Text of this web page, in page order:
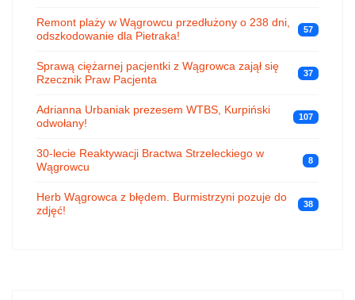
Remont plaży w Wągrowcu przedłużony o 238 dni,
odszkodowanie dla Pietraka!
57
Sprawą ciężarnej pacjentki z Wągrowca zajął się
Rzecznik Praw Pacjenta
37
Adrianna Urbaniak prezesem WTBS, Kurpiński
odwołany!
107
30-lecie Reaktywacji Bractwa Strzeleckiego w
Wągrowcu
8
Herb Wągrowca z błędem. Burmistrzyni pozuje do
zdjęć!
38